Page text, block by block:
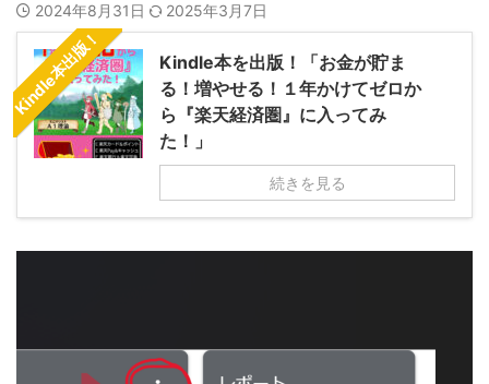
2024年8月31日 2025年3月7日
Kindle本出版！
Kindle本を出版！「お金が貯ま
る！増やせる！１年かけてゼロか
ら『楽天経済圏』に入ってみ
た！」
続きを見る